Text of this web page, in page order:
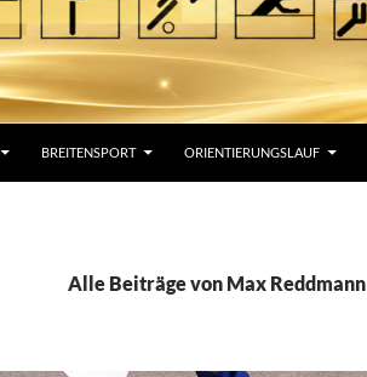
BREITENSPORT ORIENTIERUNGSLAUF
Alle Beiträge von Max Reddmann